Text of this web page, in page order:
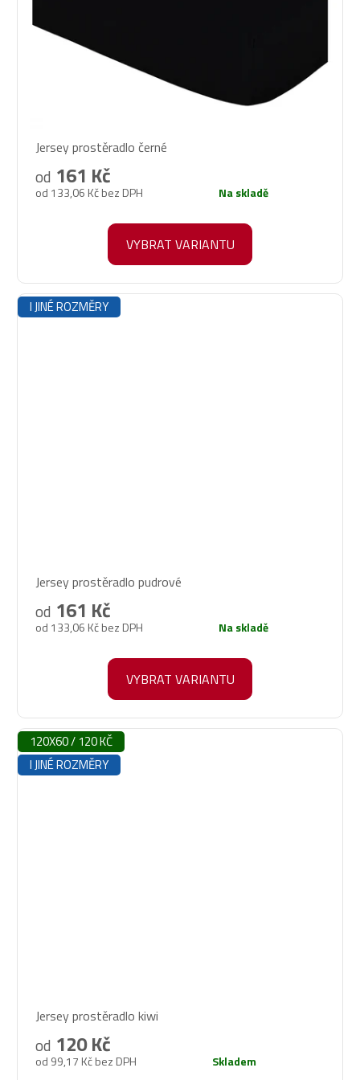
Jersey prostěradlo černé
od 133,06 Kč bez DPH
od 161 Kč
Na skladě
VYBRAT VARIANTU
I JINÉ ROZMĚRY
hodnocení
produktu
je
Jersey prostěradlo pudrové
od 133,06 Kč bez DPH
od 161 Kč
Na skladě
VYBRAT VARIANTU
120X60 / 120 KČ
I JINÉ ROZMĚRY
hodnocení
produktu
je
Jersey prostěradlo kiwi
od 99,17 Kč bez DPH
od 120 Kč
Skladem